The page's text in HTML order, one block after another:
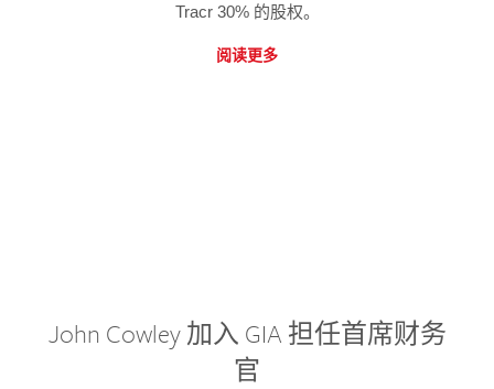
Tracr 30% 的股权。
阅读更多
John Cowley 加入 GIA 担任首席财务
官